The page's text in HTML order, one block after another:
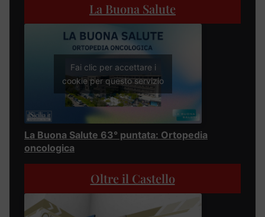
La Buona Salute
Fai clic per accettare i
cookie per questo servizio
La Buona Salute 63° puntata: Ortopedia
oncologica
Oltre il Castello